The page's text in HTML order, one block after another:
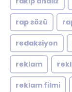
rap sözü
redaksiyon
reklam
reklam filmi